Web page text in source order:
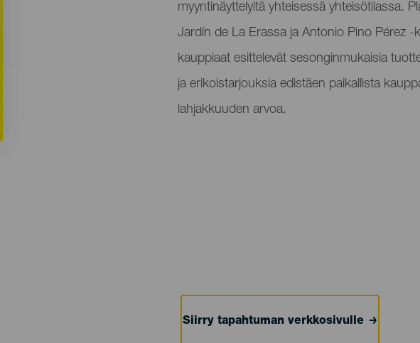
evento
myyntinäyttelyitä yhteisessä yhteisötilassa.
Jardín de La Erassa ja Antonio Pino Pérez -
kauppiaat esittelevät sesonginmukaisia
ja erikoistarjouksia edistäen paikallista
lahjakkuuden arvoa.
Siirry tapahtuman verkkosivulle